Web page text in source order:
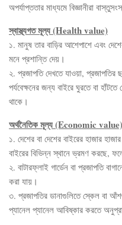
অপর্যাপ্ততার মাধ্যমে বিজ্ঞানীরা
স্বাস্থ্যগত মূল্য (Health value)
১. মানুষ তার বাড়ির আশেপাশে এবং
মনে প্রশান্তি দেয়।
২. প্রজাপতি দেখতে যাওয়া, প্রজাপতির
পর্যবেক্ষনের জন্য বাইরে ঘুরতে বা
থাকে।
অর্থনৈতিক মূল্য (Economic value)
১. দেশের বা দেশের বাইরের হাজার
বাইরের বিভিন্ন স্থানে ভ্রমণ করছে,
২. বাটারফ্লাই গার্ডেন বা প্রজাপতি
করা যায়।
৩. প্রজাপতির ডানাগুলিতে স্কেল বা
প্যানেল প্যানেল আবিষ্কার করতে